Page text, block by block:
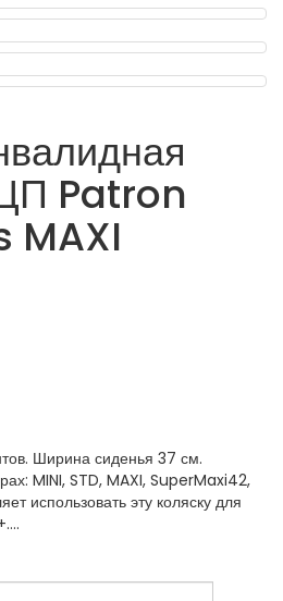
Patron
MAXI
Ширина сиденья 37 см.
MINI, STD, MAXI, SuperMaxi42,
использовать эту коляску для